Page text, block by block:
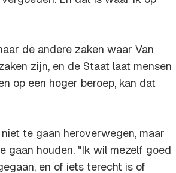
de andere zaken waar Van
zijn, en de Staat laat mensen
op een hoger beroep, kan dat
te gaan heroverwegen, maar
gaan houden. "Ik wil mezelf goed
en of iets terecht is of